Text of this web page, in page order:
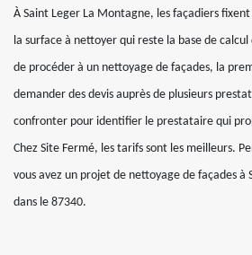
À Saint Leger La Montagne, les façadiers
la surface à nettoyer qui reste la base de calcul
de procéder à un nettoyage de façades, la
demander des devis auprès de plusieurs
confronter pour identifier le prestataire qui
Chez Site Fermé, les tarifs sont les meilleurs.
vous avez un projet de nettoyage de façades à
dans le 87340.